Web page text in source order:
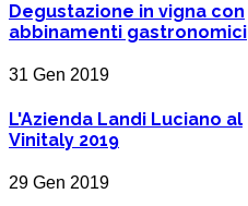
Degustazione in vigna con
abbinamenti gastronomici
31 Gen 2019
L'Azienda Landi Luciano al
Vinitaly 2019
29 Gen 2019